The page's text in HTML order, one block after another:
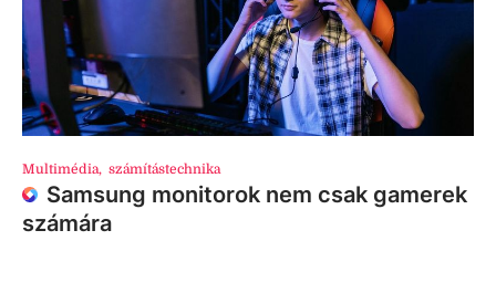
Multimédia, számítástechnika
Samsung monitorok nem csak gamerek
számára